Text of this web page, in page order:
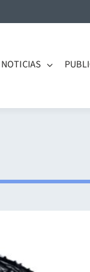
NOTICIAS